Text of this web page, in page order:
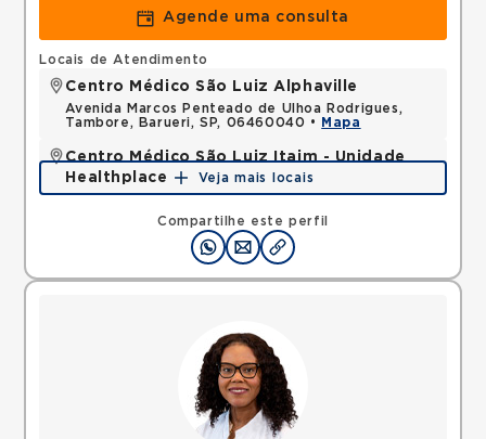
Agende uma consulta
Compartilhe este perfil
Locais de Atendimento
Centro Médico São Luiz Alphaville
Avenida Marcos Penteado de Ulhoa Rodrigues,
Tambore, Barueri, SP, 06460040 •
Mapa
Centro Médico São Luiz Itaim - Unidade
Healthplace
Rua Doutor Alceu de Campos Rodrigues, Vila Nova
Conceicao, Sao Paulo, SP, 04544000 •
Veja mais locais